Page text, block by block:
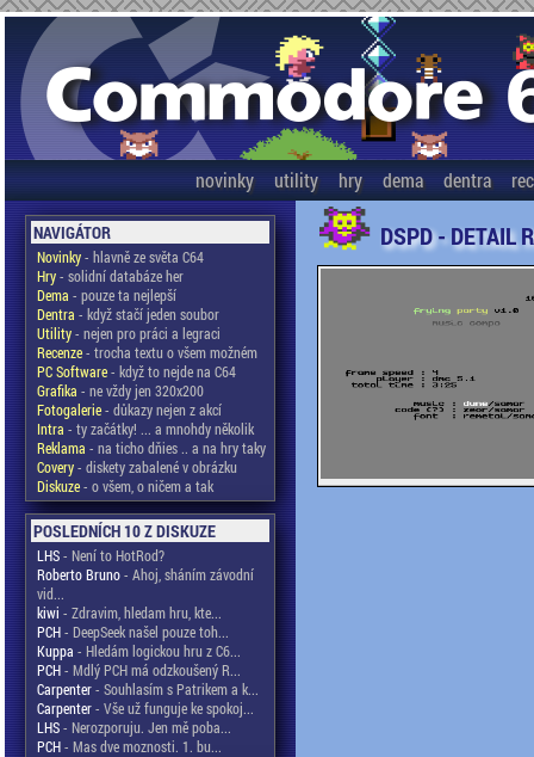
novinky utility hry dema dentra
NAVIGÁTOR
Novinky- hlavně ze světa C64
Hry- solidní databáze her
Dema - pouze ta nejlepší
Dentra - když stačí jeden soubor
Utility- nejen pro práci a legraci
Recenze- trocha textu o všem možném
PC Software- když to nejde na C64
Grafika - ne vždy jen 320x200
Fotogalerie- důkazy nejen z akcí
Intra - ty začátky! ... a mnohdy několik
Reklama - na ticho dňies .. a na hry taky
Covery- diskety zabalené v obrázku
Diskuze- o všem, o ničem a tak
POSLEDNÍCH 10 Z DISKUZE
LHS- Není to HotRod?
Roberto Bruno- Ahoj, sháním závodní
vid...
kiwi - Zdravim, hledam hru, kte...
PCH- DeepSeek našel pouze toh...
Kuppa - Hledám logickou hru z C6...
PCH- Mdlý PCH má odzkoušený R...
Carpenter- Souhlasím s Patrikem a k...
Carpenter- Vše už funguje ke spokoj...
LHS- Nerozporuju. Jen mě poba...
PCH- Mas dve moznosti. 1. bu...
DSPD - DETAIL